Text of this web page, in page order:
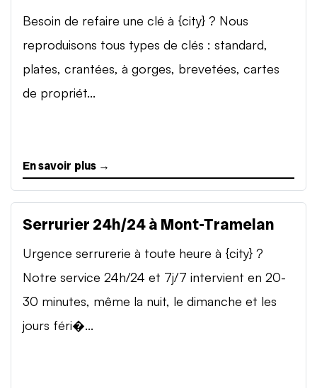
Besoin de refaire une clé à {city} ? Nous
reproduisons tous types de clés : standard,
plates, crantées, à gorges, brevetées, cartes
de propriét...
En savoir plus →
Serrurier 24h/24 à Mont-Tramelan
Urgence serrurerie à toute heure à {city} ?
Notre service 24h/24 et 7j/7 intervient en 20-
30 minutes, même la nuit, le dimanche et les
jours féri�...